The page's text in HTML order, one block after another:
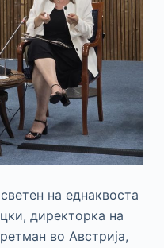
на еднаквоста
директорка на
во Австрија,